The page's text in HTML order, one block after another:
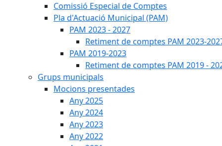
Comissió Especial de Comptes
Pla d'Actuació Municipal (PAM)
PAM 2023 - 2027
Retiment de comptes PAM 2023-
PAM 2019-2023
Retiment de comptes PAM 2019 -
Grups municipals
Mocions presentades
Any 2025
Any 2024
Any 2023
Any 2022